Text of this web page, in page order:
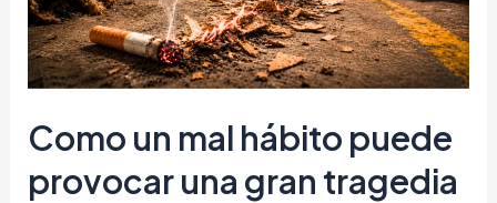
Como un mal hábito puede
provocar una gran tragedia